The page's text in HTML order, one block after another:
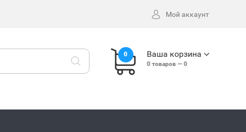
Мой аккаунт
0 Ваша корзина
0 товаров — 0